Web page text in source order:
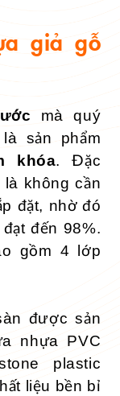
giả gỗ
mà quý
sản phẩm
khóa. Đặc
không cần
đặt, nhờ đó
đến 98%.
gồm 4 lớp
được sản
nhựa PVC
plastic
liệu bền bỉ